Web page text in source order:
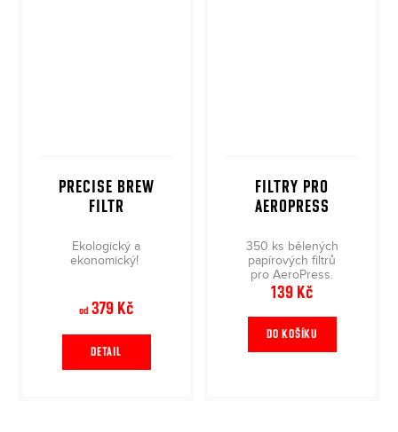
PRECISE BREW
FILTR
Ekologický a
ekonomický!
od 379 Kč
DETAIL
FILTRY PRO
AEROPRESS
350 ks bělených
papírových filtrů
pro AeroPress.
139 Kč
DO KOŠÍKU